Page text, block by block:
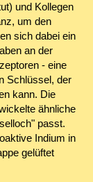
und Kollegen
um den
sich dabei ein
an der
- eine
Schlüssel, der
kann. Die
ähnliche
passt.
Indium in
gelüftet